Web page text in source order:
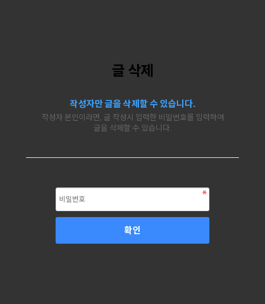
글 삭제
작성자만 글을 삭제할 수 있습니다.
작성자 본인이라면, 글 작성시 입력한 비밀번호를 입력하여
글을 삭제할 수 있습니다.